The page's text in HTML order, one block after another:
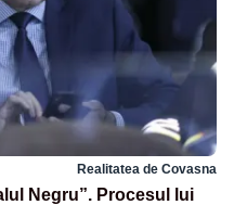
Realitatea de Covasna
Negru”. Procesul lui